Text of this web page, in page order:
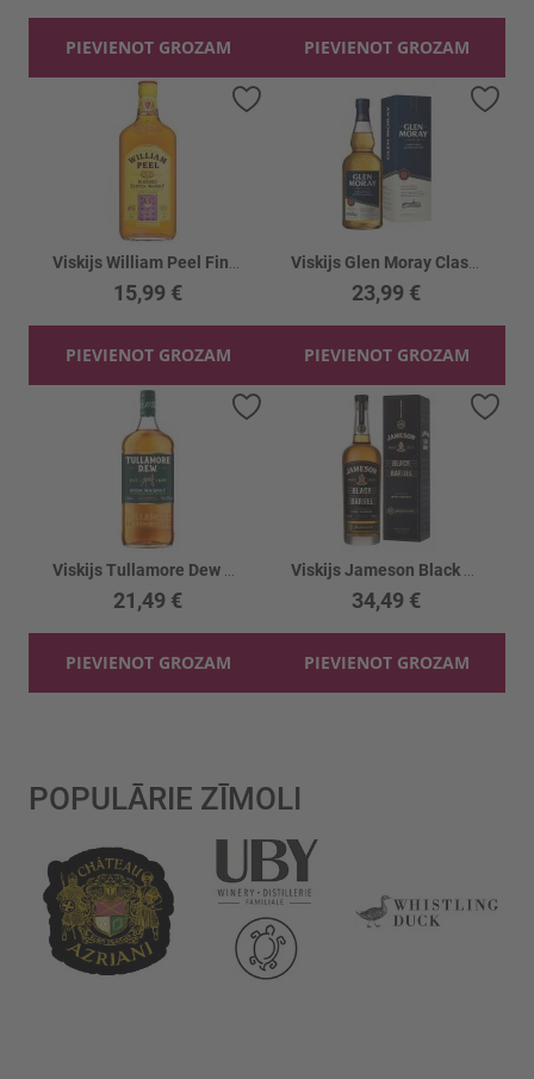
PIEVIENOT GROZAM PIEVIENOT GROZAM
15,99 €
PIEVIENOT GROZAM
Pievienot vēlmju sarakstam
23,99 €
PIEVIENOT GROZAM
21,49 €
PIEVIENOT GROZAM
Pievienot vēlmju sarakstam
34,49 €
PIEVIENOT GROZAM
POPULĀRIE ZĪMOLI